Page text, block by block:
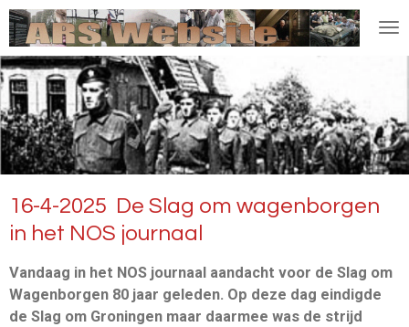
Ga
direct
naar
de
hoofdinhoud
16-4-2025 De Slag om wagenborgen
in het NOS journaal
Vandaag in het NOS journaal aandacht voor de Slag om
Wagenborgen 80 jaar geleden. Op deze dag eindigde
de Slag om Groningen maar daarmee was de strijd